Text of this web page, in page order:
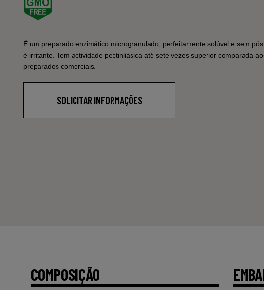
É um preparado enzimático microgranulado, perfeitamente solúvel e sem
é irritante. Tem actividade pectinliásica até sete vezes superior comparada
preparados comerciais.
SOLICITAR INFORMAÇÕES
COMPOSIÇÃO